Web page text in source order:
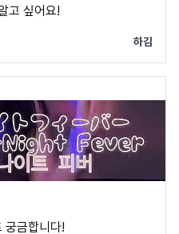
고 싶어요!
하김
궁금합니다!